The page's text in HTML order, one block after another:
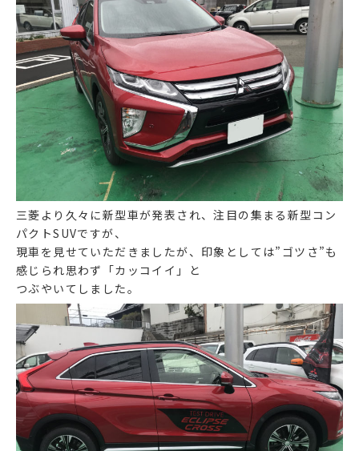
三菱より久々に新型車が発表され、注目の集まる新型コン
パクトSUVですが、
現車を見せていただきましたが、印象としては”ゴツさ”も
感じられ思わず「カッコイイ」と
つぶやいてしました。